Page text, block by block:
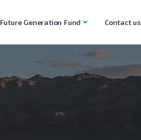
Future Generation Fund Contact us